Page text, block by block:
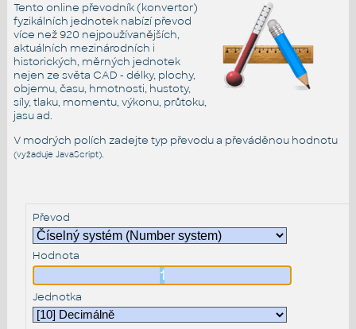
Tento online převodník (konvertor)
fyzikálních jednotek nabízí převod
více než 920 nejpoužívanějších,
aktuálních mezinárodních i
historických, měrných jednotek
nejen ze světa CAD - délky, plochy,
objemu, času, hmotnosti, hustoty,
síly, tlaku, momentu, výkonu, průtoku,
jasu ad.
V modrých polích zadejte typ převodu a převáděnou hodnotu
(vyžaduje JavaScript).
Převod
Hodnota
Jednotka